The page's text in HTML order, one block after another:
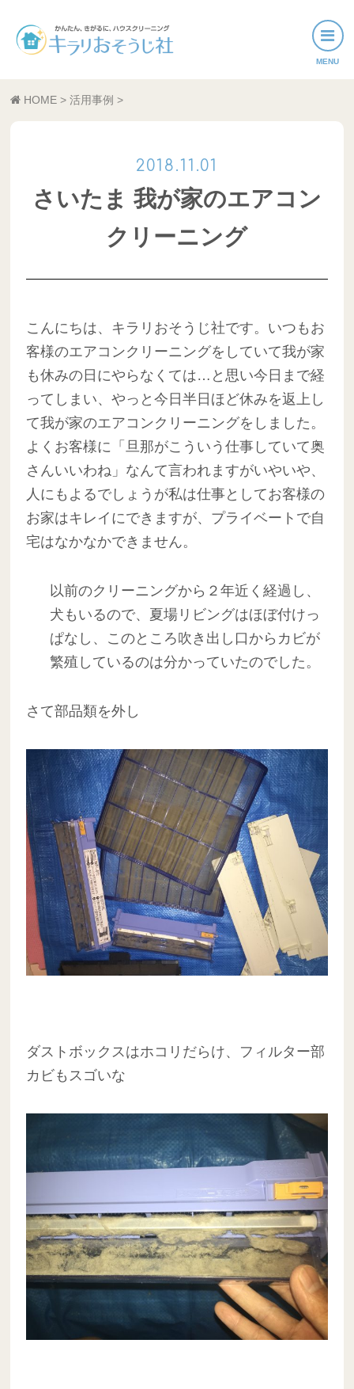
HOME >活用事例 >
さいたま 我が家のエアコン
クリーニング
こんにちは、キラリおそうじ社です。いつもお
客様のエアコンクリーニングをしていて我が家
も休みの日にやらなくては…と思い今日まで経
ってしまい、やっと今日半日ほど休みを返上し
て我が家のエアコンクリーニングをしました。
よくお客様に「旦那がこういう仕事していて奥
さんいいわね」なんて言われますがいやいや、
人にもよるでしょうが私は仕事としてお客様の
お家はキレイにできますが、プライベートで自
宅はなかなかできません。
以前のクリーニングから２年近く経過し、
犬もいるので、夏場リビングはほぼ付けっ
ぱなし、このところ吹き出し口からカビが
繁殖しているのは分かっていたのでした。
さて部品類を外し
ダストボックスはホコリだらけ、フィルター部
カビもスゴいな